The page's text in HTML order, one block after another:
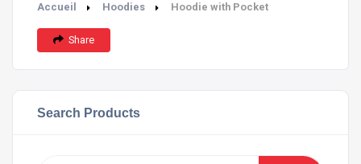
Accueil Hoodies Hoodie with Pocket
Share
Search Products